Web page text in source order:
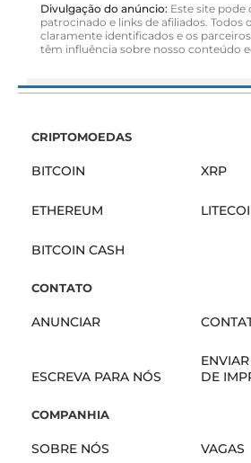
Divulgação do anúncio: Este site
patrocinado e links de afiliados. Todos
claramente identificados e os
têm influência sobre nosso conteúdo
CRIPTOMOEDAS
BITCOIN XRP
ETHEREUM
BITCOIN CASH
CONTATO
ANUNCIAR
ESCREVA PARA NÓS
DE
COMPANHIA
SOBRE NÓS VAGAS